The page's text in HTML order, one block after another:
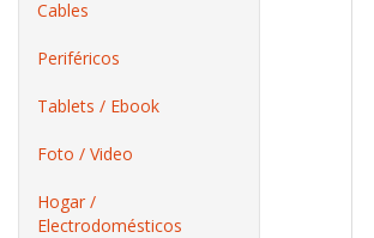
Cables
Periféricos
Tablets / Ebook
Foto / Video
Hogar /
Electrodomésticos